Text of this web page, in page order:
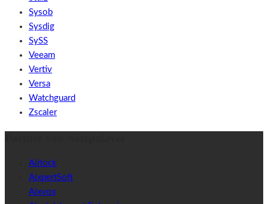
Sysob
Sysdig
SySS
Veeam
Vertiv
Versa
Watchguard
Zscaler
Airlock
AixpertSoft
Aixvox